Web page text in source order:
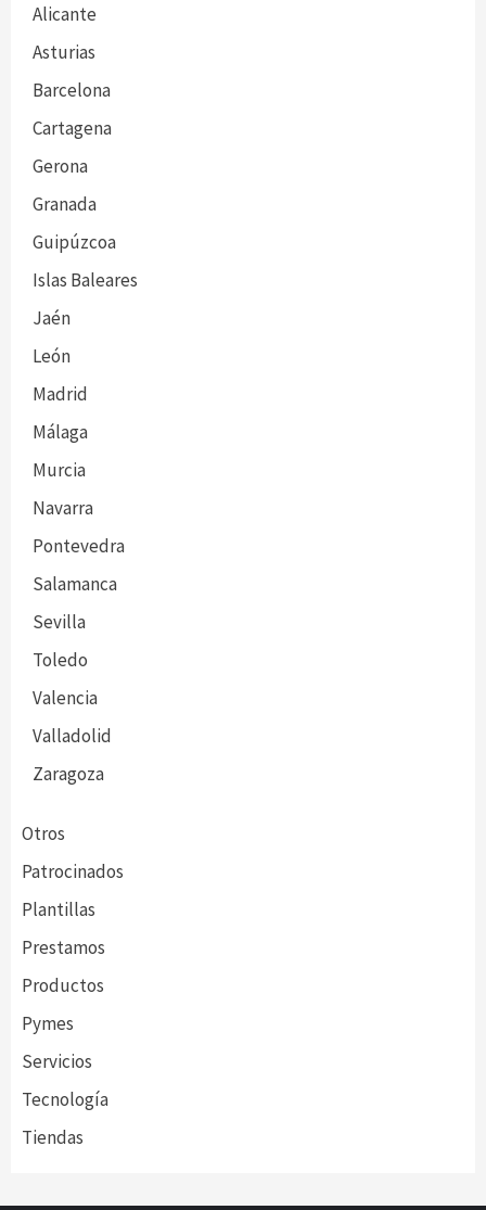
Alicante
Asturias
Barcelona
Cartagena
Gerona
Granada
Guipúzcoa
Islas Baleares
Jaén
León
Madrid
Málaga
Murcia
Navarra
Pontevedra
Salamanca
Sevilla
Toledo
Valencia
Valladolid
Zaragoza
Otros
Patrocinados
Plantillas
Prestamos
Productos
Pymes
Servicios
Tecnología
Tiendas